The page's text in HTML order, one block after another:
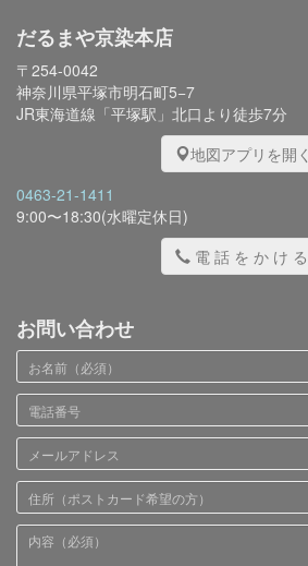
だるまや京染本店
〒254-0042
神奈川県平塚市明石町5−7
JR東海道線「平塚駅」北口より徒歩7分
地図アプリを開く
0463-21-1411
9:00〜18:30(水曜定休日)
電話をかける
お問い合わせ